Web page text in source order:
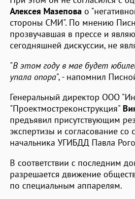
Алексея Мазепова о
стороны СМИ". По мнению
прозвучавшая в прессе и
сегодняшней дискуссии, не
"В этом году в мае будет
упала опора", - напомнил
Генеральный директор ООО
"Проектмостреконструкция"
предъявил присутствующим
экспертизы и согласование со
начальника УГИБДД Павла
В соответствии с последним
разрешается движение
по специальным аппарелям.